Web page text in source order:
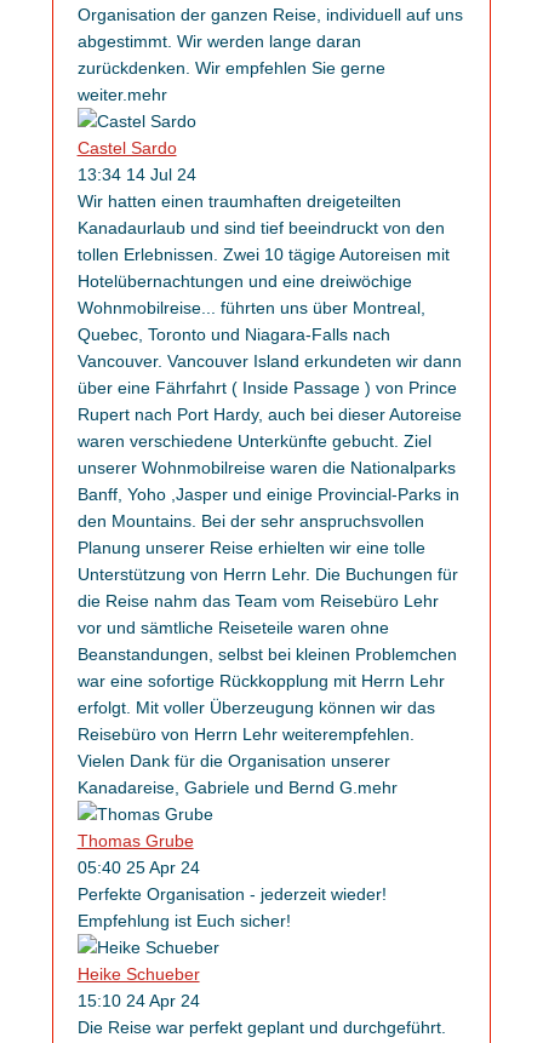
Organisation der ganzen Reise, individuell auf uns
abgestimmt. Wir werden lange daran
zurückdenken. Wir empfehlen Sie gerne
weiter.mehr
Castel Sardo
13:34 14 Jul 24
Wir hatten einen traumhaften dreigeteilten
Kanadaurlaub und sind tief beeindruckt von den
tollen Erlebnissen. Zwei 10 tägige Autoreisen mit
Hotelübernachtungen und eine dreiwöchige
Wohnmobilreise... führten uns über Montreal,
Quebec, Toronto und Niagara-Falls nach
Vancouver. Vancouver Island erkundeten wir dann
über eine Fährfahrt ( Inside Passage ) von Prince
Rupert nach Port Hardy, auch bei dieser Autoreise
waren verschiedene Unterkünfte gebucht. Ziel
unserer Wohnmobilreise waren die Nationalparks
Banff, Yoho ,Jasper und einige Provincial-Parks in
den Mountains. Bei der sehr anspruchsvollen
Planung unserer Reise erhielten wir eine tolle
Unterstützung von Herrn Lehr. Die Buchungen für
die Reise nahm das Team vom Reisebüro Lehr
vor und sämtliche Reiseteile waren ohne
Beanstandungen, selbst bei kleinen Problemchen
war eine sofortige Rückkopplung mit Herrn Lehr
erfolgt. Mit voller Überzeugung können wir das
Reisebüro von Herrn Lehr weiterempfehlen.
Vielen Dank für die Organisation unserer
Kanadareise, Gabriele und Bernd G.mehr
Thomas Grube
05:40 25 Apr 24
Perfekte Organisation - jederzeit wieder!
Empfehlung ist Euch sicher!
Heike Schueber
15:10 24 Apr 24
Die Reise war perfekt geplant und durchgeführt.